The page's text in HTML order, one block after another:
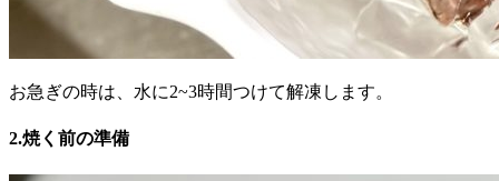
お急ぎの時は、水に2~3時間つけて解凍します。
2.焼く前の準備